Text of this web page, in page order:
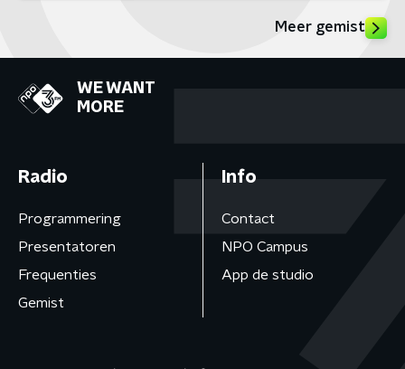
Meer gemist
WE WANT
MORE
Radio
Programmering
Presentatoren
Frequenties
Gemist
Info
Contact
NPO Campus
App de studio